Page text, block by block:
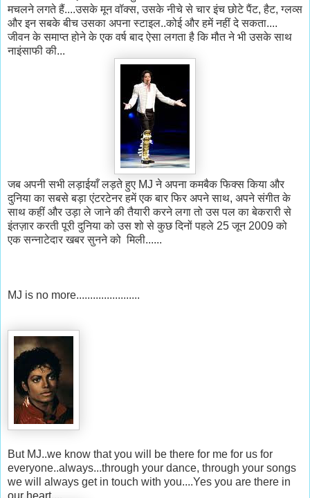
मचलने लगते हैं....उसके मून वॉक्स, उसके नीचे से चार इंच छोटे पैंट, हैट, ग्लव्स
और इन सबके बीच उसका अपना स्टाइल..कोई और हमें नहीं दे सकता....
जीवन के समाप्त होने के एक वर्ष बाद ऐसा लगता है कि मौत ने भी उसके साथ
नाइंसाफी की...
जब अपनी सभी लड़ाईयाँ लड़ते हुए MJ ने अपना कमबैक फिक्स किया और
दुनिया का सबसे बड़ा एंटरटेनर हमें एक बार फिर अपने साथ, अपने संगीत के
साथ कहीं और उड़ा ले जाने की तैयारी करने लगा तो उस पल का बेकरारी से
इंतज़ार करती पूरी दुनिया को उस शो से कुछ दिनों पहले 25 जून 2009 को
एक सन्नाटेदार खबर सुनने को मिली......
MJ is no more.......................
But MJ..we know that you will be there for me for us for
everyone..always...through your dance, through your songs
we will always get in touch with you....Yes you are there in
our heart....